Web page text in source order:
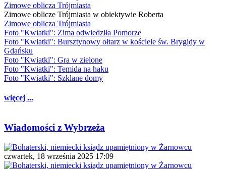
Zimowe oblicza Trójmiasta
Zimowe oblicze Trójmiasta w obiektywie Roberta
Zimowe oblicza Trójmiasta
Foto "Kwiatki": Zima odwiedziła Pomorze
Foto "Kwiatki": Bursztynowy ołtarz w kościele św. Brygidy w
Gdańsku
Foto "Kwiatki": Gra w zielone
Foto "Kwiatki": Temida na haku
Foto "Kwiatki": Szklane domy
więcej ...
Wiadomości z Wybrzeża
czwartek, 18 września 2025 17:09